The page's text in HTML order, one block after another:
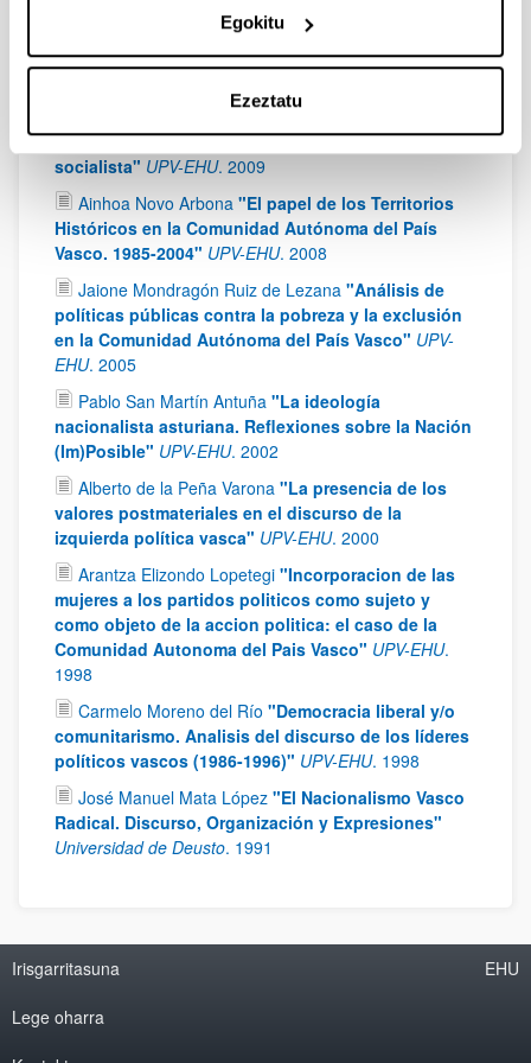
Egokitu
Ezeztatu
Amaia Inza Bartolomé"El giro al centro y la
izquierda descabalgada ante los nuevos modelos
gobernanza progresista y la internacional
socialista" UPV-EHU. 2009
Ainhoa Novo Arbona "El papel de los Territorios
Históricos en la Comunidad Autónoma del País
Vasco. 1985-2004" UPV-EHU. 2008
Jaione Mondragón Ruiz de Lezana "Análisis de
políticas públicas contra la pobreza y la exclusión
en la Comunidad Autónoma del País Vasco" UPV-
EHU. 2005
Pablo San Martín Antuña "La ideología
nacionalista asturiana. Reflexiones sobre la Nación
(Im)Posible" UPV-EHU. 2002
Alberto de la Peña Varona "La presencia de los
valores postmateriales en el discurso de la
izquierda política vasca" UPV-EHU. 2000
Arantza Elizondo Lopetegi "Incorporacion de las
mujeres a los partidos politicos como sujeto y
como objeto de la accion politica: el caso de la
Comunidad Autonoma del Pais Vasco" UPV-EHU.
1998
Carmelo Moreno del Río "Democracia liberal y/o
comunitarismo. Analisis del discurso de los líderes
políticos vascos (1986-1996)" UPV-EHU. 1998
José Manuel Mata López "El Nacionalismo Vasco
Radical. Discurso, Organización y Expresiones"
Universidad de Deusto. 1991
Irisgarritasuna
Lege oharra
EHU